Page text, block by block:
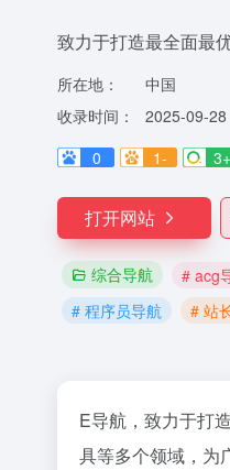
致力于打造最全面最
所在地：
中国
收录时间：
2025-09-28
0
1- 3+
打开网站
综合导航 # acg
# 程序员导航
# 站
E导航，致力于打
具等多个领域，为